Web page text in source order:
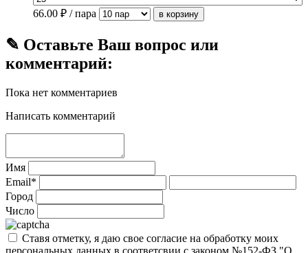
66.00 ₽ / пара
✎ Оставьте Ваш вопрос или
комментарий:
Пока нет комментариев
Написать комментарий
Имя
Email*
Город
Число
Ставя отметку, я даю свое согласие на обработку моих